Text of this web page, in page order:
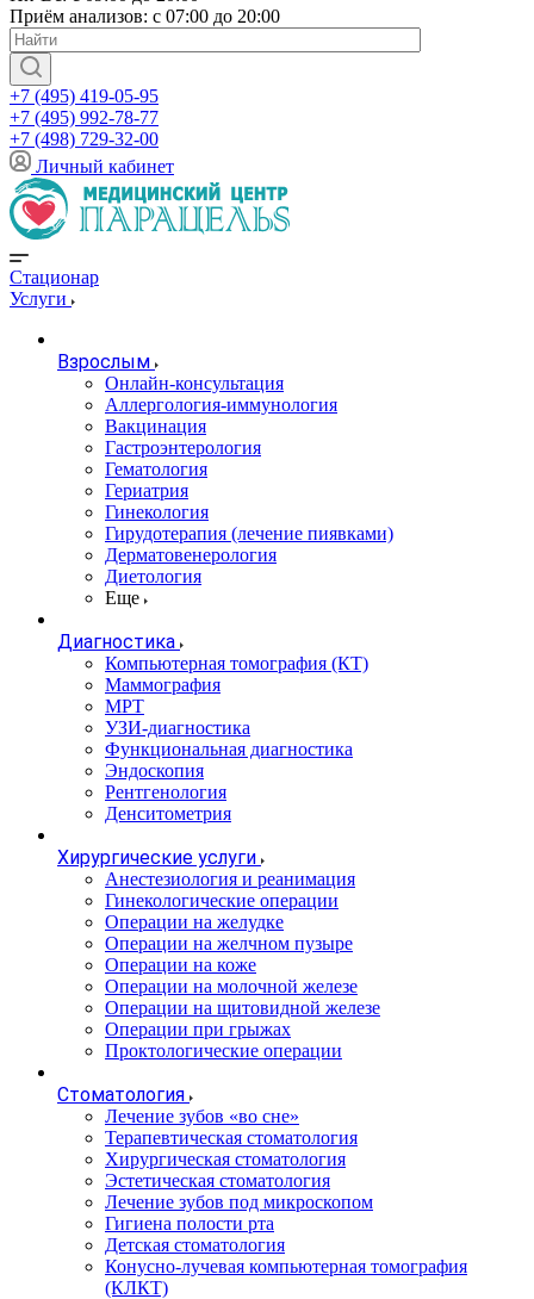
Приём анализов: с 07:00 до 20:00
+7 (495) 419-05-95
+7 (495) 992-78-77
+7 (498) 729-32-00
Личный кабинет
Стационар
Услуги
Взрослым
Онлайн-консультация
Аллергология-иммунология
Вакцинация
Гастроэнтерология
Гематология
Гериатрия
Гинекология
Гирудотерапия (лечение пиявками)
Дерматовенерология
Диетология
Еще
Диагностика
Компьютерная томография (КТ)
Маммография
МРТ
УЗИ-диагностика
Функциональная диагностика
Эндоскопия
Рентгенология
Денситометрия
Хирургические услуги
Анестезиология и реанимация
Гинекологические операции
Операции на желудке
Операции на желчном пузыре
Операции на коже
Операции на молочной железе
Операции на щитовидной железе
Операции при грыжах
Проктологические операции
Стоматология
Лечение зубов «во сне»
Терапевтическая стоматология
Хирургическая стоматология
Эстетическая стоматология
Лечение зубов под микроскопом
Гигиена полости рта
Детская стоматология
Конусно-лучевая компьютерная томография
(КЛКТ)